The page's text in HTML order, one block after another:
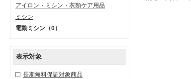
アイロン・ミシン・衣類ケア用品
ミシン
電動ミシン （0）
表示対象
長期無料保証対象商品